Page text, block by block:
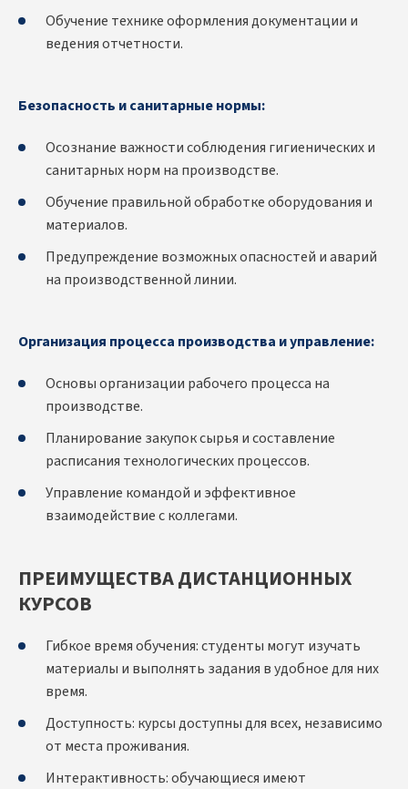
Обучение технике оформления документации и
ведения отчетности.
Безопасность и санитарные нормы:
Осознание важности соблюдения гигиенических и
санитарных норм на производстве.
Обучение правильной обработке оборудования и
материалов.
Предупреждение возможных опасностей и аварий
на производственной линии.
Организация процесса производства и управление:
Основы организации рабочего процесса на
производстве.
Планирование закупок сырья и составление
расписания технологических процессов.
Управление командой и эффективное
взаимодействие с коллегами.
ПРЕИМУЩЕСТВА ДИСТАНЦИОННЫХ
КУРСОВ
Гибкое время обучения: студенты могут изучать
материалы и выполнять задания в удобное для них
время.
Доступность: курсы доступны для всех, независимо
от места проживания.
Интерактивность: обучающиеся имеют